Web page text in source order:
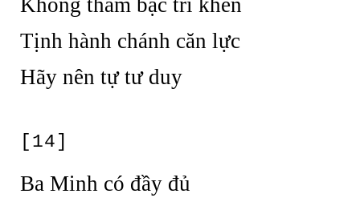
Tịnh hành chánh căn lực
Hãy nên tự tư duy
[14]
Ba Minh có đầy đủ